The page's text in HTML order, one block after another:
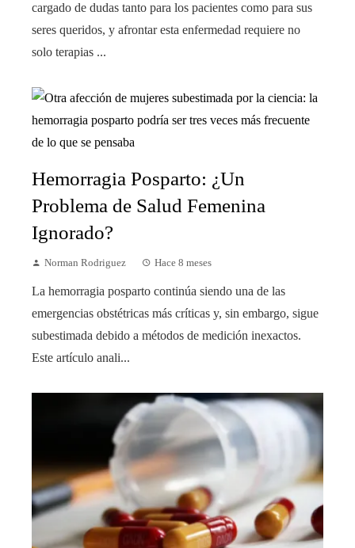
cargado de dudas tanto para los pacientes como para sus
seres queridos, y afrontar esta enfermedad requiere no
solo terapias ...
Hemorragia Posparto: ¿Un
Problema de Salud Femenina
Ignorado?
Norman Rodriguez Hace 8 meses
La hemorragia posparto continúa siendo una de las
emergencias obstétricas más críticas y, sin embargo, sigue
subestimada debido a métodos de medición inexactos.
Este artículo anali...